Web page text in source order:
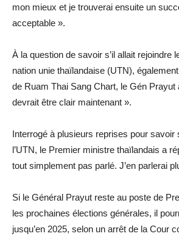
mon mieux et je trouverai ensuite un
acceptable ».
À la question de savoir s’il allait rejoindre
nation unie thaïlandaise (UTN),
de Ruam Thai Sang Chart, le Gén Prayut
devrait être clair maintenant ».
Interrogé à plusieurs reprises pour savoir
l’UTN, le Premier ministre thaïlandais a
tout simplement pas parlé. J’en parlerai
Si le Général Prayut reste au poste de
les prochaines élections générales, il
jusqu’en 2025, selon un arrêt de la Cour